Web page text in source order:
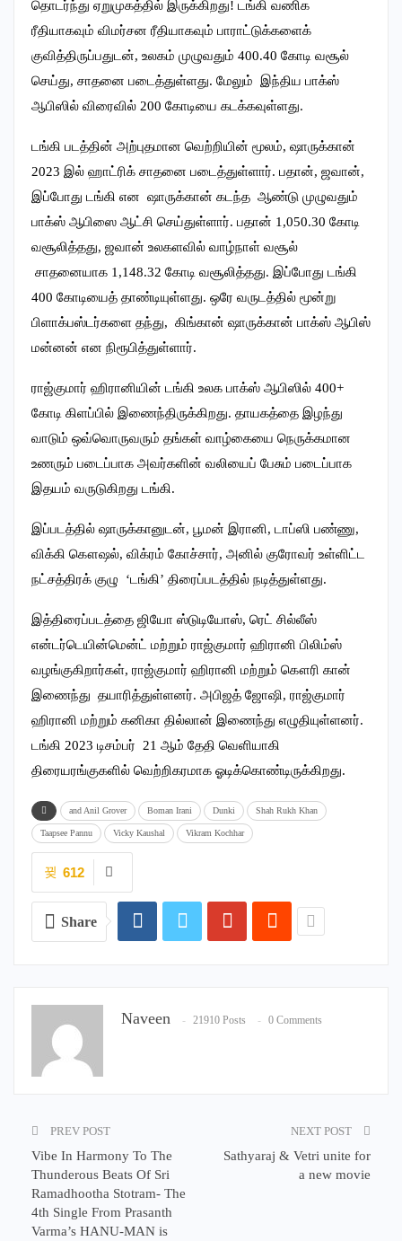
தொடர்ந்து ஏறுமுகத்தில் இருக்கிறது! டங்கி வணிக
ரீதியாகவும் விமர்சன ரீதியாகவும் பாராட்டுக்களைக்
குவித்திருப்பதுடன், உலகம் முழுவதும் 400.40 கோடி வசூல்
செய்து, சாதனை படைத்துள்ளது. மேலும் இந்திய பாக்ஸ்
ஆபிஸில் விரைவில் 200 கோடியை கடக்கவுள்ளது.
டங்கி படத்தின் அற்புதமான வெற்றியின் மூலம், ஷாருக்கான்
2023 இல் ஹாட்ரிக் சாதனை படைத்துள்ளார். பதான், ஜவான்,
இப்போது டங்கி என ஷாருக்கான் கடந்த ஆண்டு முழுவதும்
பாக்ஸ் ஆபிஸை ஆட்சி செய்துள்ளார். பதான் 1,050.30 கோடி
வசூலித்தது, ஜவான் உலகளவில் வாழ்நாள் வசூல்
சாதனையாக 1,148.32 கோடி வசூலித்தது. இப்போது டங்கி
400 கோடியைத் தாண்டியுள்ளது. ஒரே வருடத்தில் மூன்று
பிளாக்பஸ்டர்களை தந்து, கிங்கான் ஷாருக்கான் பாக்ஸ் ஆபிஸ்
மன்னன் என நிரூபித்துள்ளார்.
ராஜ்குமார் ஹிரானியின் டங்கி உலக பாக்ஸ் ஆபிஸில் 400+
கோடி கிளப்பில் இணைந்திருக்கிறது. தாயகத்தை இழந்து
வாடும் ஒவ்வொருவரும் தங்கள் வாழ்கையை நெருக்கமான
உணரும் படைப்பாக அவர்களின் வலியைப் பேசும் படைப்பாக
இதயம் வருடுகிறது டங்கி.
இப்படத்தில் ஷாருக்கானுடன், பூமன் இரானி, டாப்ஸி பண்ணு,
விக்கி கௌஷல், விக்ரம் கோச்சார், அனில் குரோவர் உள்ளிட்ட
நட்சத்திரக் குழு ‘டங்கி’ திரைப்படத்தில் நடித்துள்ளது.
இத்திரைப்படத்தை ஜியோ ஸ்டுடியோஸ், ரெட் சில்லீஸ்
என்டர்டெயின்மென்ட் மற்றும் ராஜ்குமார் ஹிரானி பிலிம்ஸ்
வழங்குகிறார்கள், ராஜ்குமார் ஹிரானி மற்றும் கௌரி கான்
இணைந்து தயாரித்துள்ளனர். அபிஜத் ஜோஷி, ராஜ்குமார்
ஹிரானி மற்றும் கனிகா தில்லான் இணைந்து எழுதியுள்ளனர்.
டங்கி 2023 டிசம்பர் 21 ஆம் தேதி வெளியாகி
திரையரங்குகளில் வெற்றிகரமாக ஓடிக்கொண்டிருக்கிறது.
and Anil Grover Boman Irani Dunki Shah Rukh Khan
Taapsee Pannu Vicky Kaushal Vikram Kochhar
612
Share
Naveen 21910 Posts 0 Comments
PREV POST
Vibe In Harmony To The
Thunderous Beats Of Sri
Ramadhootha Stotram- The
4th Single From Prasanth
Varma’s HANU-MAN is
NEXT POST
Sathyaraj & Vetri unite for
a new movie